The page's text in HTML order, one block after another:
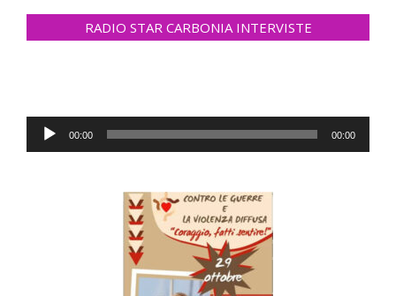
RADIO STAR CARBONIA INTERVISTE
Audio
Player
00:00 00:00